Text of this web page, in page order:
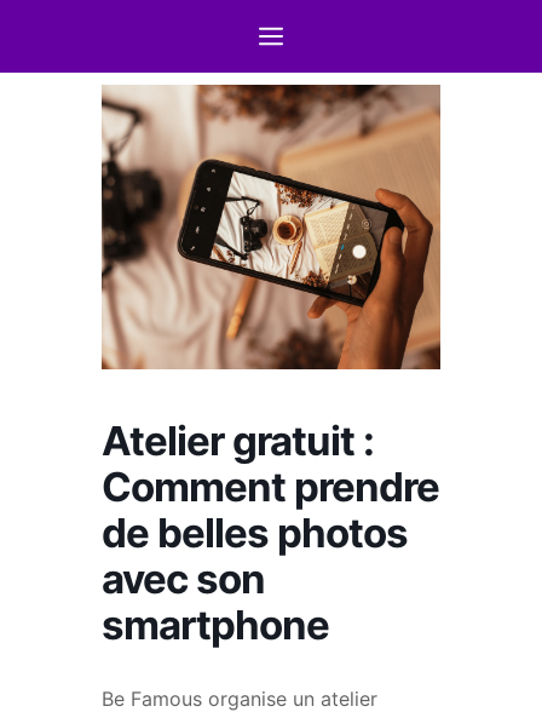
Atelier gratuit :
Comment prendre
de belles photos
avec son
smartphone
Be Famous organise un atelier